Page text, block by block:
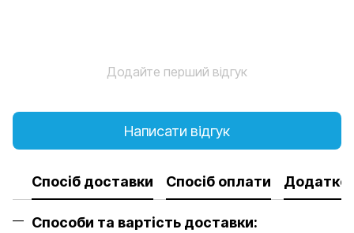
Додайте перший відгук
Написати відгук
Спосіб доставки Спосіб оплати
Способи та вартість доставки: